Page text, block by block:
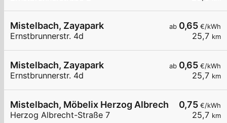
ab 0,65 €/kWh
25,7 km
Mistelbach, Zayapark
Ernstbrunnerstr. 4d
ab 0,65 €/kWh
25,7 km
Mistelbach, Zayapark
Ernstbrunnerstr. 4d
0,75 €/kWh
25,7 km
Mistelbach, Möbelix Herzog Albrecht-Straße
Herzog Albrecht-Straße 7